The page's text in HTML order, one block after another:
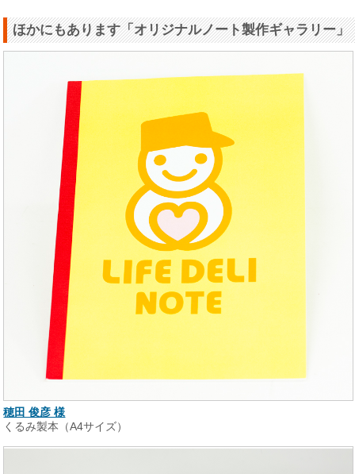
ほかにもあります「オリジナルノート製作ギャラリー」
穂田 俊彦 様
くるみ製本（A4サイズ）